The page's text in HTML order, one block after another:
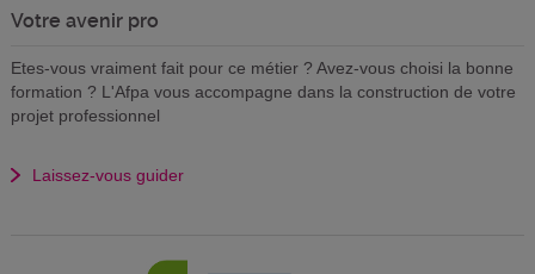
Votre avenir pro
Etes-vous vraiment fait pour ce métier ? Avez-vous choisi la bonne
formation ? L'Afpa vous accompagne dans la construction de votre
projet professionnel
Laissez-vous guider